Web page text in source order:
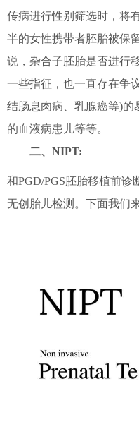
传病进行性别筛选时，将
半的女性携带者胚胎被保
说，杂合子胚胎是否进行
一些指征，也一直存在争
结肠息肉病、乳腺癌等)
的血液病患儿等等。
二、NIPT:
和PGD/PGS胚胎移植前
无创胎儿检测。下面我们